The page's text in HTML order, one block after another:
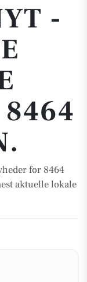
-
for 8464
aktuelle lokale